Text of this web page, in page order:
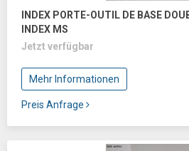
INDEX PORTE-OUTIL DE BASE
INDEX MS
Jetzt verfügbar
Mehr Informationen
Preis Anfrage